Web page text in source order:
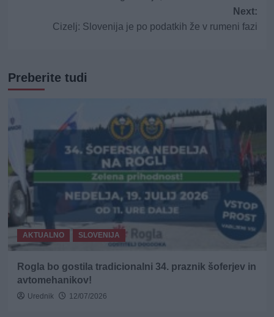
Next:
Cizelj: Slovenija je po podatkih že v rumeni fazi
Preberite tudi
AKTUALNO SLOVENIJA
Rogla bo gostila tradicionalni 34. praznik šoferjev in
avtomehanikov!
Urednik 12/07/2026